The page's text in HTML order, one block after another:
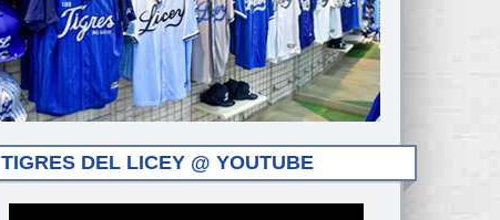
TIGRES DEL LICEY @ YOUTUBE